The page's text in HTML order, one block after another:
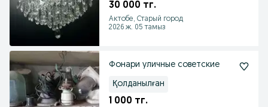
30 000 тг.
Актобе, Старый город
2026 ж. 05 тамыз
Фонари уличные советские
Қолданылған
1 000 тг.